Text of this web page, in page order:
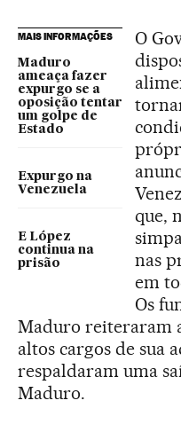
MAIS INFORMAÇÕES
Maduro
ameaça fazer
expurgo se a
oposição tentar
um golpe de
Estado
Expurgo na
Venezuela
E López
continua na
prisão
O
que,
nas
em
Os
Maduro reiteraram
altos cargos de sua
respaldaram uma
Maduro.